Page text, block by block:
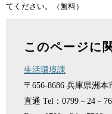
てください。（無料）
このページに
生活環境課
〒656-8686 兵庫県洲本
直通 Tel：0799－24－